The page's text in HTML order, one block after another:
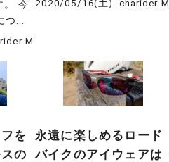
。 今
つ...
M
2020/05/16(土) charider-M
を
の
永遠に楽しめるロード
バイクのアイウェアは